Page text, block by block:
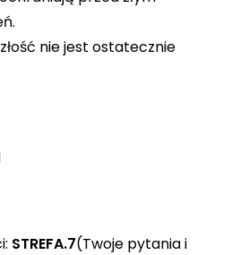
nie jest ostatecznie
STREFA.7(Twoje pytania i